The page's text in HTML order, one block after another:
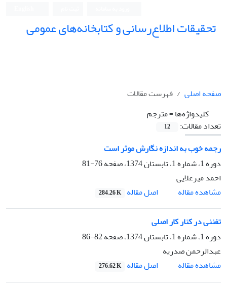
تحقیقات اطلاع‌رسانی و کتابخانه‌های عمومی
صفحه اصلی
فهرست مقالات
کلیدواژه‌ها =مترجم
تعداد مقالات:
12
رجمه خوب به اندازه نگارش موثر است
دوره 1، شماره 1، تابستان 1374، صفحه
76-81
احمد میرعلایی
مشاهده مقاله
اصل مقاله 284.26 K
تفننی در کنار کار اصلی
دوره 1، شماره 1، تابستان 1374، صفحه
82-86
عبدالرحمن صدریه
مشاهده مقاله
اصل مقاله 276.62 K